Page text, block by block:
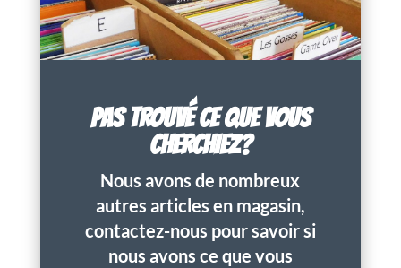
PAS TROUVÉ CE QUE VOUS
CHERCHIEZ?
Nous avons de nombreux
autres articles en magasin,
contactez-nous pour savoir si
nous avons ce que vous